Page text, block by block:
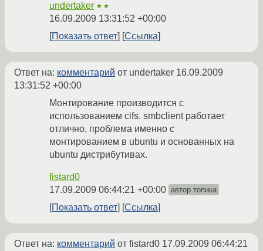
undertaker ★★
16.09.2009 13:31:52 +00:00
Показать ответ
Ссылка
Ответ на: комментарий от undertaker 16.09.2009
13:31:52 +00:00
Монтирование производится с
использованием cifs. smbclient работает
отлично, проблема именно с
монтированием в ubuntu и основанных на
ubuntu дистрибутивах.
fistard0
17.09.2009 06:44:21 +00:00 автор топика
Показать ответ Ссылка
Ответ на: комментарий от fistard0 17.09.2009 06:44:21